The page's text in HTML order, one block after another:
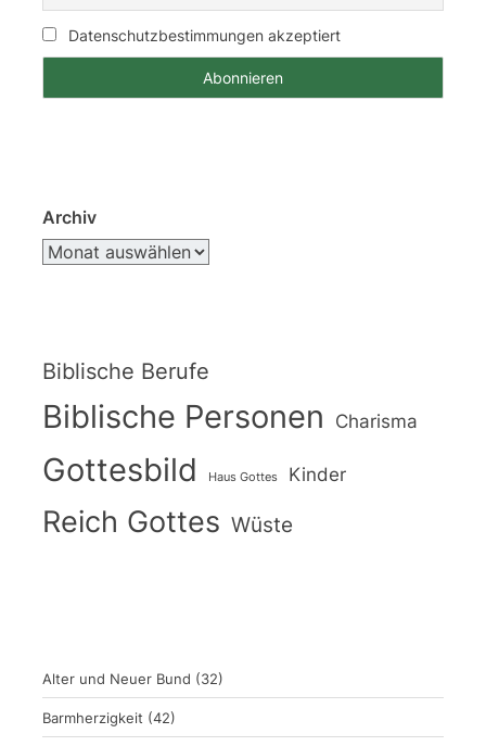
Datenschutzbestimmungen akzeptiert
Archiv
Biblische Berufe
Biblische Personen Charisma
Gottesbild Haus Gottes Kinder
Reich Gottes Wüste
Alter und Neuer Bund (32)
Barmherzigkeit (42)